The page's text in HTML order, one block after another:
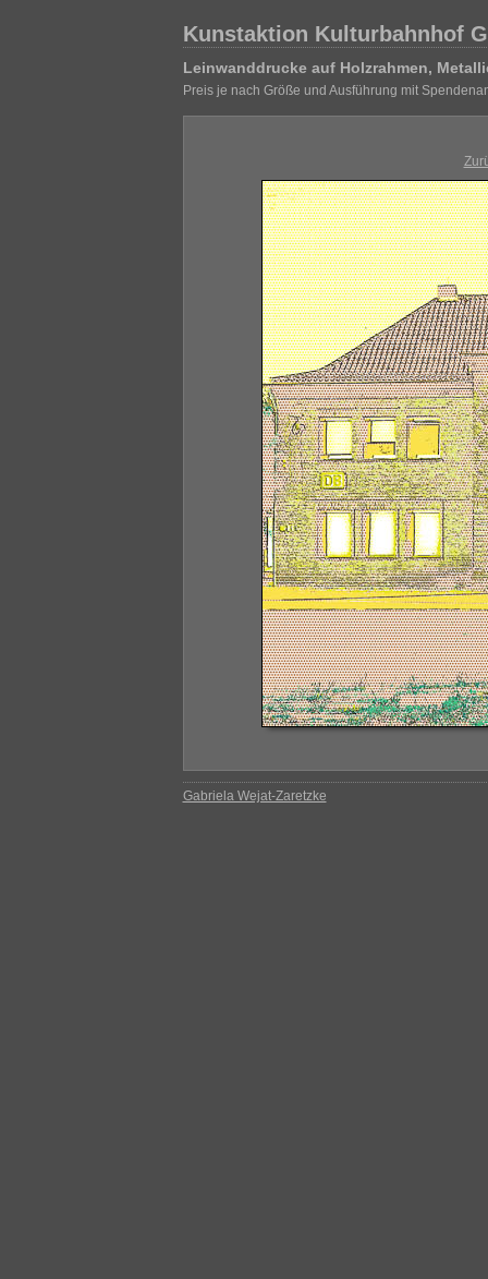
Kunstaktion Kulturbahnhof
Leinwanddrucke auf Holzrahmen,
Preis je nach Größe und Ausführung mit
Gabriela Wejat-Zaretzke